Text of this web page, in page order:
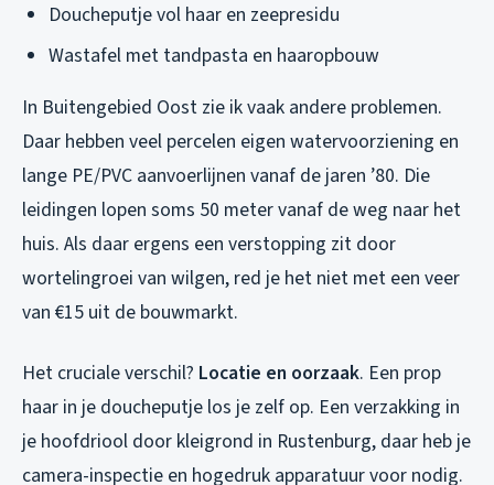
Doucheputje vol haar en zeepresidu
Wastafel met tandpasta en haaropbouw
In Buitengebied Oost zie ik vaak andere problemen.
Daar hebben veel percelen eigen watervoorziening en
lange PE/PVC aanvoerlijnen vanaf de jaren ’80. Die
leidingen lopen soms 50 meter vanaf de weg naar het
huis. Als daar ergens een verstopping zit door
wortelingroei van wilgen, red je het niet met een veer
van €15 uit de bouwmarkt.
Het cruciale verschil? Locatie en oorzaak. Een prop
haar in je doucheputje los je zelf op. Een verzakking in
je hoofdriool door kleigrond in Rustenburg, daar heb je
camera-inspectie en hogedruk apparatuur voor nodig.